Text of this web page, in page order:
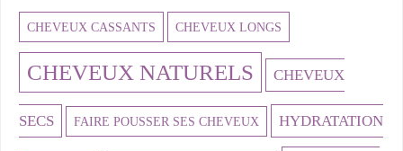
CHEVEUX CASSANTS CHEVEUX LONGS
CHEVEUX NATURELS CHEVEUX
SECS FAIRE POUSSER SES CHEVEUX HYDRATATION